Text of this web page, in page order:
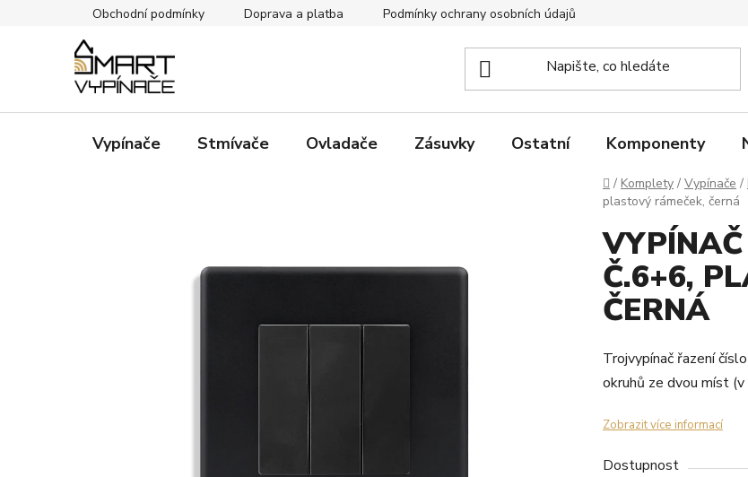
Obchodní podmínky Doprava a platba Podmínky ochrany osobních údajů
Vypínače Stmívače Ovladače Zásuvky Ostatní Komponenty
Domů
/ Komplety / Vypínače /
plastový rámeček, černá
Č.6+6,
ČERNÁ
Trojvypínač řazení
okruhů ze dvou míst
Zobrazit více informací
Dostupnost